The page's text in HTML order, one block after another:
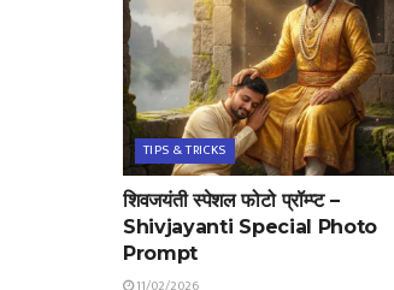
TIPS & TRICKS
शिवजयंती स्पेशल फोटो प्रॉम्प्ट –
Shivjayanti Special Photo
Prompt